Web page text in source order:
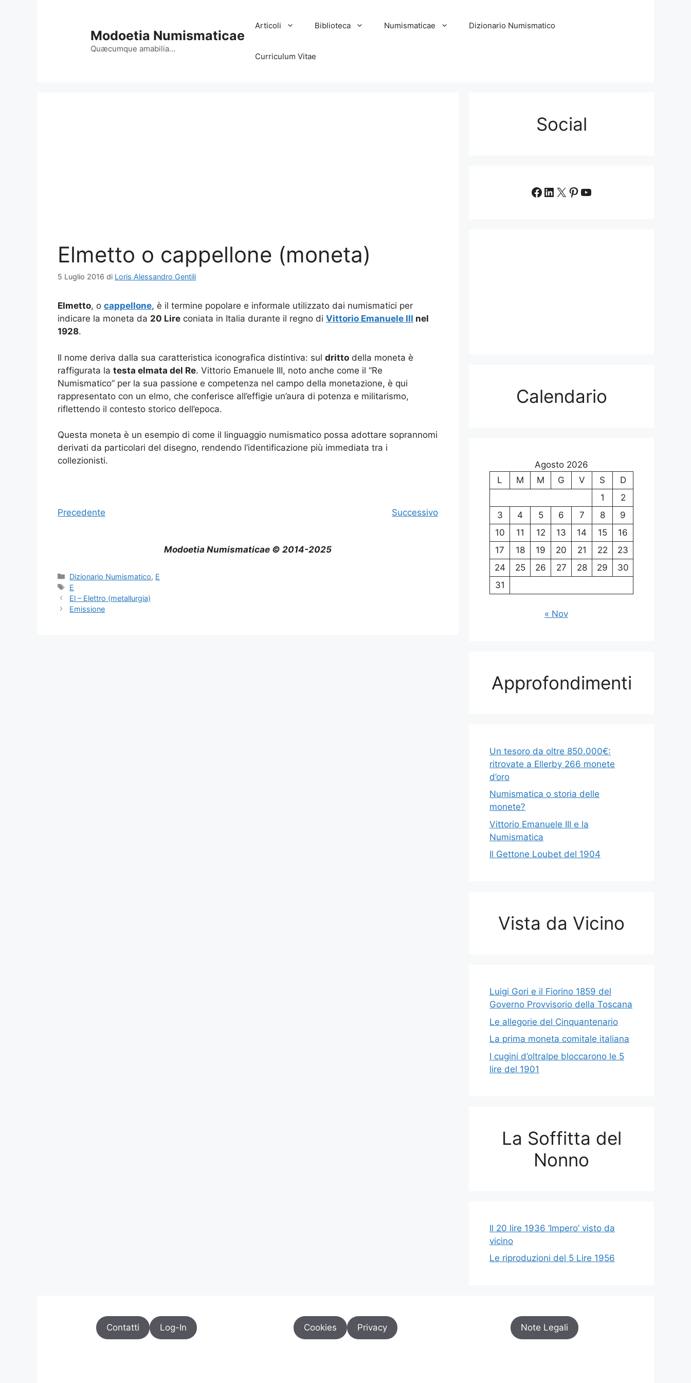
Modoetia Numismaticae
Quæcumque amabilia…
Articoli Biblioteca Numismaticae Dizionario Numismatico
Curriculum Vitae
Elmetto o cappellone (moneta)
5 Luglio 2016 di Loris Alessandro Gentili
Elmetto, o cappellone, è il termine popolare e informale utilizzato dai numismatici per
indicare la moneta da 20 Lire coniata in Italia durante il regno di Vittorio Emanuele III nel
1928.
Il nome deriva dalla sua caratteristica iconografica distintiva: sul dritto della moneta è
raffigurata la testa elmata del Re. Vittorio Emanuele III, noto anche come il “Re
Numismatico” per la sua passione e competenza nel campo della monetazione, è qui
rappresentato con un elmo, che conferisce all’effigie un’aura di potenza e militarismo,
riflettendo il contesto storico dell’epoca.
Questa moneta è un esempio di come il linguaggio numismatico possa adottare soprannomi
derivati da particolari del disegno, rendendo l’identificazione più immediata tra i
collezionisti.
Precedente Successivo
Modoetia Numismaticae © 2014-2025
Categorie
Dizionario Numismatico, E
Tag
E
El – Elettro (metallurgia)
Emissione
Social
Facebook
LinkedIn
X Pinterest
YouTube
Calendario
Agosto 2026
L
M M G V S
D
1
2
3
4 5 6 7 8
9
10
11 12 13 14 15
16
17
18 19 20 21 22
23
24
25 26 27 28 29
30
31
« Nov
Approfondimenti
Un tesoro da oltre 850.000€:
ritrovate a Ellerby 266 monete
d’oro
Numismatica o storia delle
monete?
Vittorio Emanuele III e la
Numismatica
Il Gettone Loubet del 1904
Vista da Vicino
Luigi Gori e il Fiorino 1859 del
Governo Provvisorio della Toscana
Le allegorie del Cinquantenario
La prima moneta comitale italiana
I cugini d’oltralpe bloccarono le 5
lire del 1901
La Soffitta del
Nonno
Il 20 lire 1936 ‘Impero’ visto da
vicino
Le riproduzioni del 5 Lire 1956
Contatti Log-In Cookies Privacy Note Legali